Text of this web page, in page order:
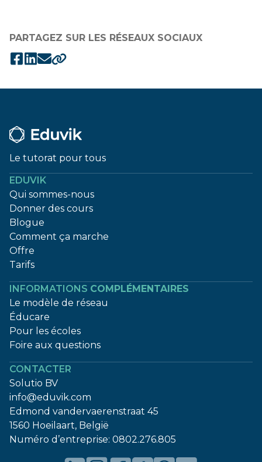
PARTAGEZ SUR LES RÉSEAUX SOCIAUX
Le tutorat pour tous
EDUVIK
Qui sommes-nous
Donner des cours
Blogue
Comment ça marche
Offre
Tarifs
INFORMATIONS COMPLÉMENTAIRES
Le modèle de réseau
Éducare
Pour les écoles
Foire aux questions
CONTACTER
Solutio BV
info@eduvik.com
Edmond vandervaerenstraat 45
1560 Hoeilaart, België
Numéro d’entreprise: 0802.276.805